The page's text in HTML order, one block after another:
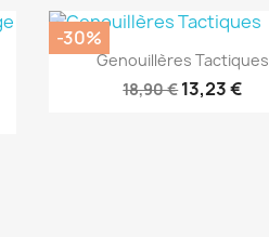
Aperçu rapide
Genouillères Tactiques
18,90 €13,23 €
-30%